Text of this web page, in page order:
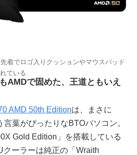
着でロゴ入りクッションやマウスパッド
ている
AMDで固めた、王道ともいえ
AMD 50th Editionは、まさに
葉がぴったりなBTOパソコン。
Gold Edition」を搭載している
ーラーは純正の「Wraith